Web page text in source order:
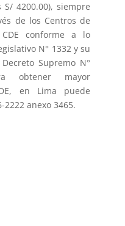
4200.00), siempre
de los Centros de
conforme a lo
N° 1332 y su
Supremo N°
obtener mayor
en Lima puede
anexo 3465.